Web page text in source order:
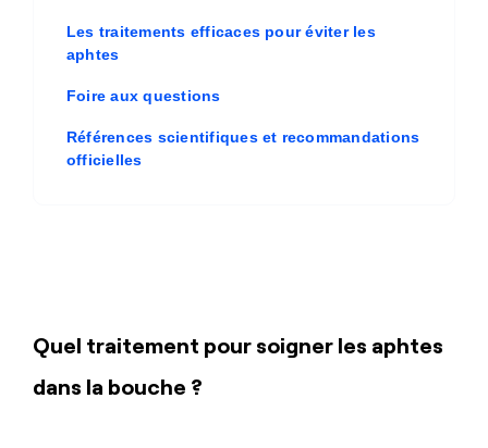
Les traitements efficaces pour éviter les
aphtes
Foire aux questions
Références scientifiques et recommandations
officielles
Quel traitement pour soigner les aphtes
dans la bouche ?